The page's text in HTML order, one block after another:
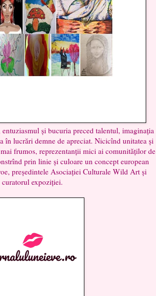
și bucuria preced talentul, imaginația
în lucrări demne de apreciat. Nicicînd unitatea și
frumos, reprezentanții mici ai comunităților de
prin linie și culoare un concept european
președintele Asociației Culturale Wild Art și
curatorul expoziției.